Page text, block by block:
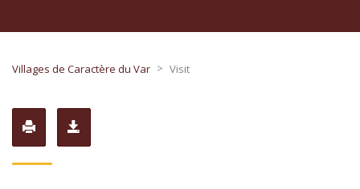
Villages de Caractère du Var > Visit